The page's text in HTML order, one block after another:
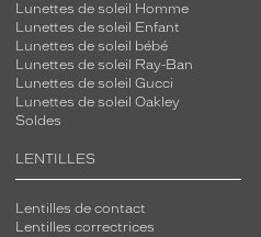
Lunettes de soleil Homme
Lunettes de soleil Enfant
Lunettes de soleil bébé
Lunettes de soleil Ray-Ban
Lunettes de soleil Gucci
Lunettes de soleil Oakley
Soldes
LENTILLES
Lentilles de contact
Lentilles correctrices